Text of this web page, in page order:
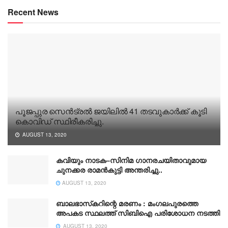
Recent News
പൂജപ്പുര സെന്‍ട്രല്‍ ജയിലില്‍ 41 തടവുകാര്‍ക്ക് കൂടി
കൊവിഡ് സ്ഥിരീകരിച്ചു.
AUGUST 13, 2020
കവിയും നാടക–സിനിമ ഗാനരചയിതാവുമായ
ചുനക്കര രാമൻകുട്ടി അന്തരിച്ചു..
AUGUST 13, 2020
ബാലഭാസ്‌കറിന്റെ മരണം : മംഗലപുരത്തെ
അപകട സ്ഥലത്ത് സിബിഐ പരിശോധന നടത്തി
AUGUST 13, 2020